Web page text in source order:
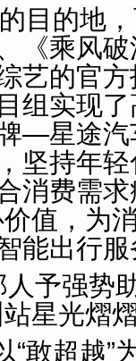
的地，
《乘风
艺的官
组实现
—星途
坚持年
消费需
值，为
能出行
“敢超越”